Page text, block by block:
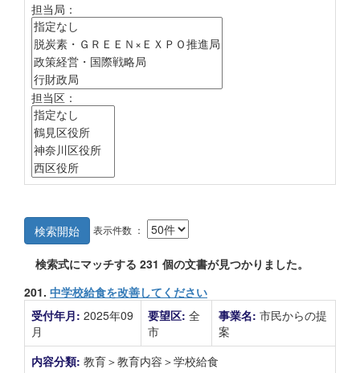
担当局：
担当区：
検索開始 表示件数 ：
検索式にマッチする 231 個の文書が見つかりました。
201. 中学校給食を改善してください
受付年月: 2025年09
月
要望区: 全
市
事業名: 市民からの提
案
内容分類: 教育＞教育内容＞学校給食